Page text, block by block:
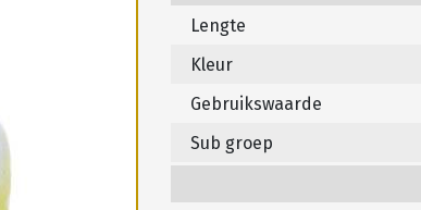
Lengte
Kleur
Gebruikswaarde
Sub groep